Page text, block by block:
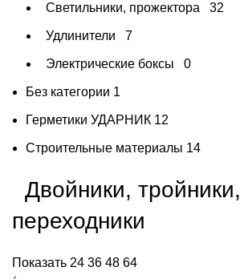
Светильники, прожектора 32
Удлинители 7
Электрические боксы 0
Без категории 1
Герметики УДАРНИК 12
Строительные материалы 14
Двойники, тройники,
переходники
Показать 24 36 48 64